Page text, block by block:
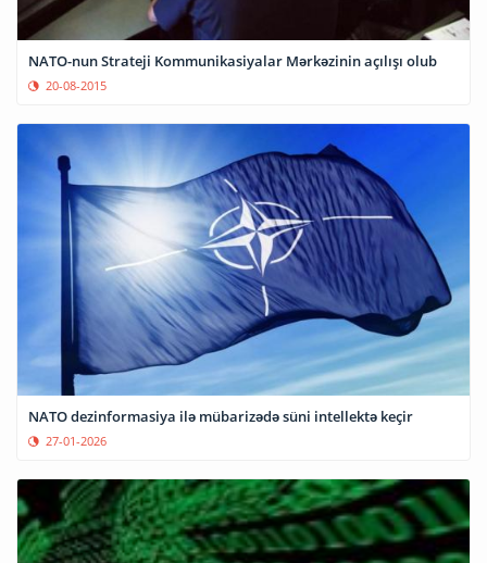
NATO-nun Strateji Kommunikasiyalar Mərkəzinin açılışı olub
20-08-2015
NATO dezinformasiya ilə mübarizədə süni intellektə keçir
27-01-2026